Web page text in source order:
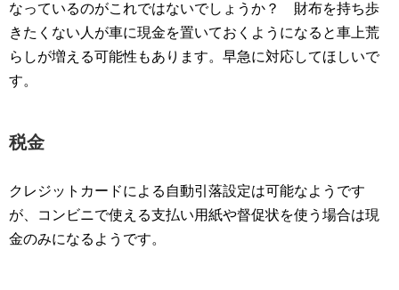
なっているのがこれではないでしょうか？ 財布を持ち歩
きたくない人が車に現金を置いておくようになると車上荒
らしが増える可能性もあります。早急に対応してほしいで
す。
税金
クレジットカードによる自動引落設定は可能なようです
が、コンビニで使える支払い用紙や督促状を使う場合は現
金のみになるようです。